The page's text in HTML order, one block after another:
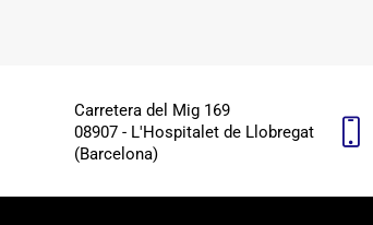
Carretera del Mig 169
08907 - L'Hospitalet de Llobregat
(Barcelona)